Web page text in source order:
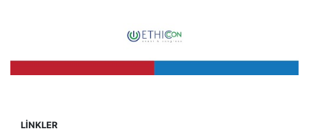
LİNKLER